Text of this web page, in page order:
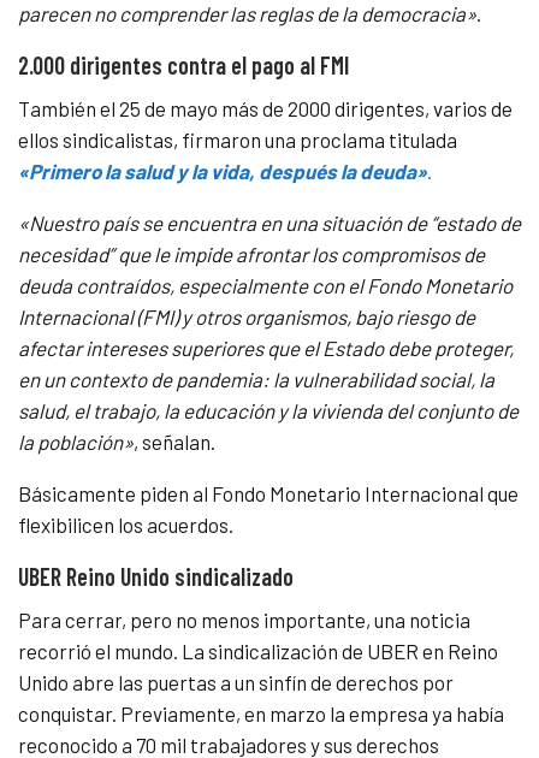
parecen no comprender las reglas de la democracia»
2.000 dirigentes contra el pago al FMI
También el 25 de mayo más de 2000 dirigentes, varios de
ellos sindicalistas, firmaron una proclama titulada
«Primero la salud y la vida, después la deuda»
«Nuestro país se encuentra en una situación de “estado de
necesidad” que le impide afrontar los compromisos de
deuda contraídos, especialmente con el Fondo Monetario
Internacional(FMI) y otros organismos, bajo riesgo de
afectar intereses superiores que el Estado debe proteger,
en un contexto de pandemia: la vulnerabilidad social, la
salud, el trabajo, la educación y la vivienda del conjunto de
la población», señalan.
Básicamente piden al Fondo Monetario Internacional que
flexibilicen los acuerdos.
UBER Reino Unido sindicalizado
Para cerrar, pero no menos importante, una noticia
recorrió el mundo. La sindicalización de UBER en Reino
Unido abre las puertas a un sinfín de derechos por
conquistar. Previamente, en marzo la empresa ya había
reconocido a 70 mil trabajadores y sus derechos